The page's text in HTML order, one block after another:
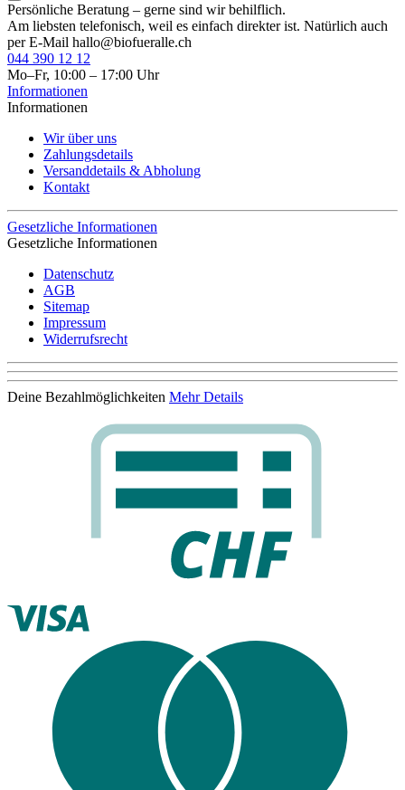
Persönliche Beratung – gerne sind wir behilflich.
Am liebsten telefonisch, weil es einfach direkter ist. Natürlich auch
per E-Mail hallo@biofueralle.ch
044 390 12 12
Mo–Fr, 10:00 – 17:00 Uhr
Informationen
Informationen
Wir über uns
Zahlungsdetails
Versanddetails & Abholung
Kontakt
Gesetzliche Informationen
Gesetzliche Informationen
Datenschutz
AGB
Sitemap
Impressum
Widerrufsrecht
Deine Bezahlmöglichkeiten Mehr Details